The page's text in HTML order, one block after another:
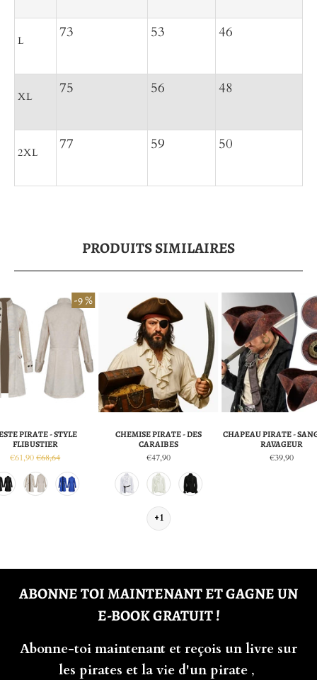
L 73 53 46
XL 75 56 48
2XL 77 59 50
PRODUITS SIMILAIRES
-9 %
PIRATE - STYLE
FLIBUSTIER
€61,90 €68,64
CHEMISE PIRATE - DES
CARAIBES
€47,90
+1
CHAPEAU PIRATE -
RAVAGEUR
€39,90
ABONNE TOI MAINTENANT ET GAGNE UN
E-BOOK GRATUIT !
Abonne-toi maintenant et reçois un livre sur
les pirates et la vie d'un pirate ,